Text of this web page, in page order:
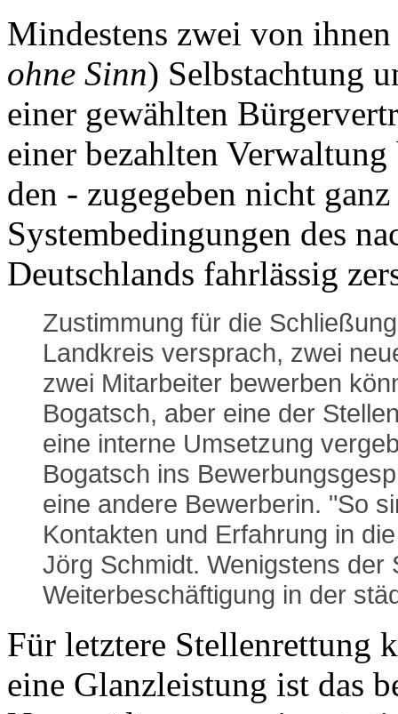
Mindestens zwei von
ohne Sinn) Selbstachtung
einer gewählten
einer bezahlten
den - zugegeben nicht
Systembedingungen des
Deutschlands fahrlässig
Zustimmung für die
Landkreis versprach, zwei
zwei Mitarbeiter bewerben
Bogatsch, aber eine der
eine interne Umsetzung
Bogatsch ins
eine andere Bewerberin. "So
Kontakten und Erfahrung in
Jörg Schmidt. Wenigstens der
Weiterbeschäftigung in der
Für letztere Stellenrettung
eine Glanzleistung ist das